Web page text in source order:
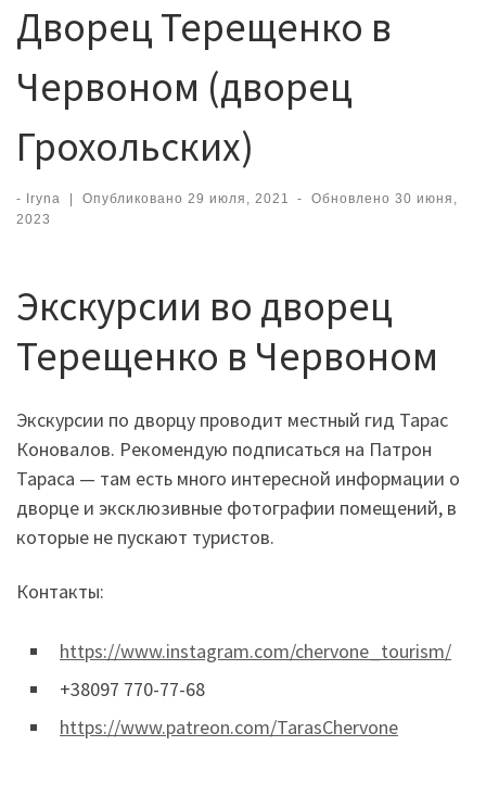
Дворец Терещенко в
Червоном (дворец
Грохольских)
- Iryna Опубликовано 29 июля, 2021 - Обновлено30 июня,
2023
Экскурсии во дворец
Терещенко в Червоном
Экскурсии по дворцу проводит местный гид Тарас
Коновалов. Рекомендую подписаться на Патрон
Тараса — там есть много интересной информации о
дворце и эксклюзивные фотографии помещений, в
которые не пускают туристов.
Контакты:
https://www.instagram.com/chervone_tourism/
+38097 770-77-68
https://www.patreon.com/TarasChervone